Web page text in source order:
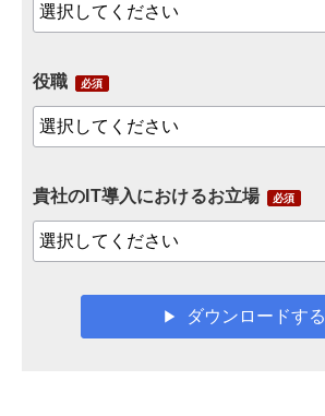
役職
貴社のIT導入におけるお立場
ダウンロードする